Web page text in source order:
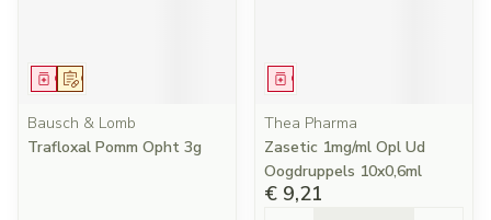
Op voorschrift
Geneesmiddel
Bausch & Lomb
Trafloxal Pomm Opht 3g
Geneesmiddel
Thea Pharma
Zasetic 1mg/ml Opl Ud
Oogdruppels 10x0,6ml
€ 9,21